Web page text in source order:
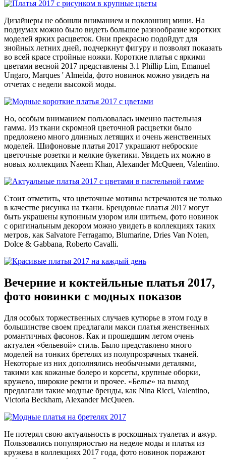
Дизайнеры не обошли вниманием и поклонниц мини. На
подиумах можно было видеть большое разнообразие коротких
моделей ярких расцветок. Они прекрасно подойдут для
знойных летних дней, подчеркнут фигуру и позволят показать
во всей красе стройные ножки. Короткие платья с яркими
цветами весной 2017 представлены 3.1 Phillip Lim, Emanuel
Ungaro, Marques ' Almeida, фото новинок можно увидеть на
отчетах с недели высокой моды.
Но, особым вниманием пользовалась именно пастельная
гамма. Из ткани скромной цветочной расцветки было
предложено много длинных летящих и очень женственных
моделей. Шифоновые платья 2017 украшают неброские
цветочные розетки и мелкие букетики. Увидеть их можно в
новых коллекциях Naeem Khan, Alexander McQueen, Valentino.
Стоит отметить, что цветочные мотивы встречаются не только
в качестве рисунка на ткани. Брендовые платья 2017 могут
быть украшены купонным узором или шитьем, фото новинок
с оригинальным декором можно увидеть в коллекциях таких
метров, как Salvatore Ferragamo, Blumarine, Dries Van Noten,
Dolce & Gabbana, Roberto Cavalli.
Вечерние и коктейльные платья 2017,
фото новинки с модных показов
Для особых торжественных случаев кутюрье в этом году в
большинстве своем предлагали макси платья женственных
романтичных фасонов. Как и прошедшим летом очень
актуален «бельевой» стиль. Было представлено много
моделей на тонких бретелях из полупрозрачных тканей.
Некоторые из них дополнялись необычными деталями,
такими как кожаные болеро и корсеты, крупные оборки,
кружево, широкие ремни и прочее. «Белье» на выход
предлагали такие модные бренды, как Nina Ricci, Valentino,
Victoria Beckham, Alexander McQueen.
Не потерял свою актуальность в роскошных туалетах и ажур.
Пользовались популярностью на неделе моды и платья из
кружева в коллекциях 2017 года, фото новинок поражают